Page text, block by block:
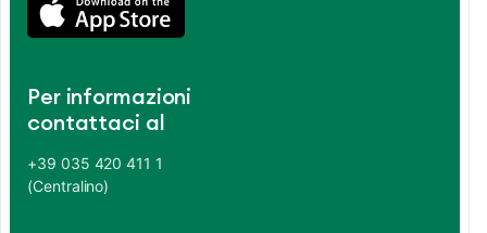
Per informazioni
contattaci al
+39 035 420 411 1
(Centralino)